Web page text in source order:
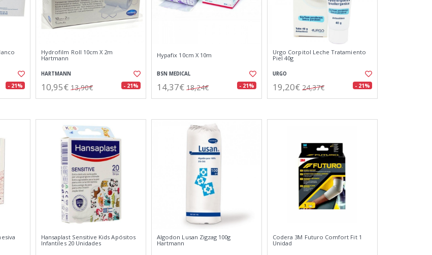
- 21%
Hydrofilm Roll 10cm X 2m
Hartmann
HARTMANN
10,95€ 13,90€ - 21%
Hypafix 10cm X 10m
BSN MEDICAL
14,37€ 18,24€ - 21%
Urgo Corpitol Leche Tratamiento
Piel 40g
URGO
19,20€ 24,37€ - 21%
Hansaplast Sensitive Kids Apósitos
Infantiles 20 Unidades
Algodon Lusan Zigzag 100g
Hartmann
Codera 3M Futuro Comfort Fit 1
Unidad